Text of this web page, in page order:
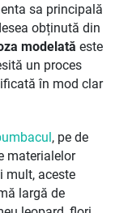
sa principală
obținută din
modelată este
un proces
în mod clar
, pe de
materialelor
mult, aceste
largă de